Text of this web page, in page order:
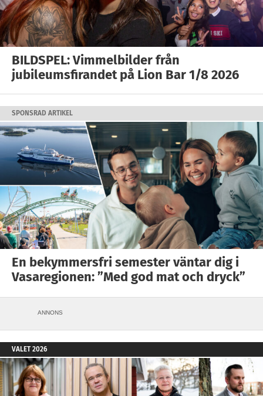
BILDSPEL: Vimmelbilder från
jubileumsfirandet på Lion Bar 1/8 2026
SPONSRAD ARTIKEL
En bekymmersfri semester väntar dig i
Vasaregionen: ”Med god mat och dryck”
ANNONS
VALET 2026